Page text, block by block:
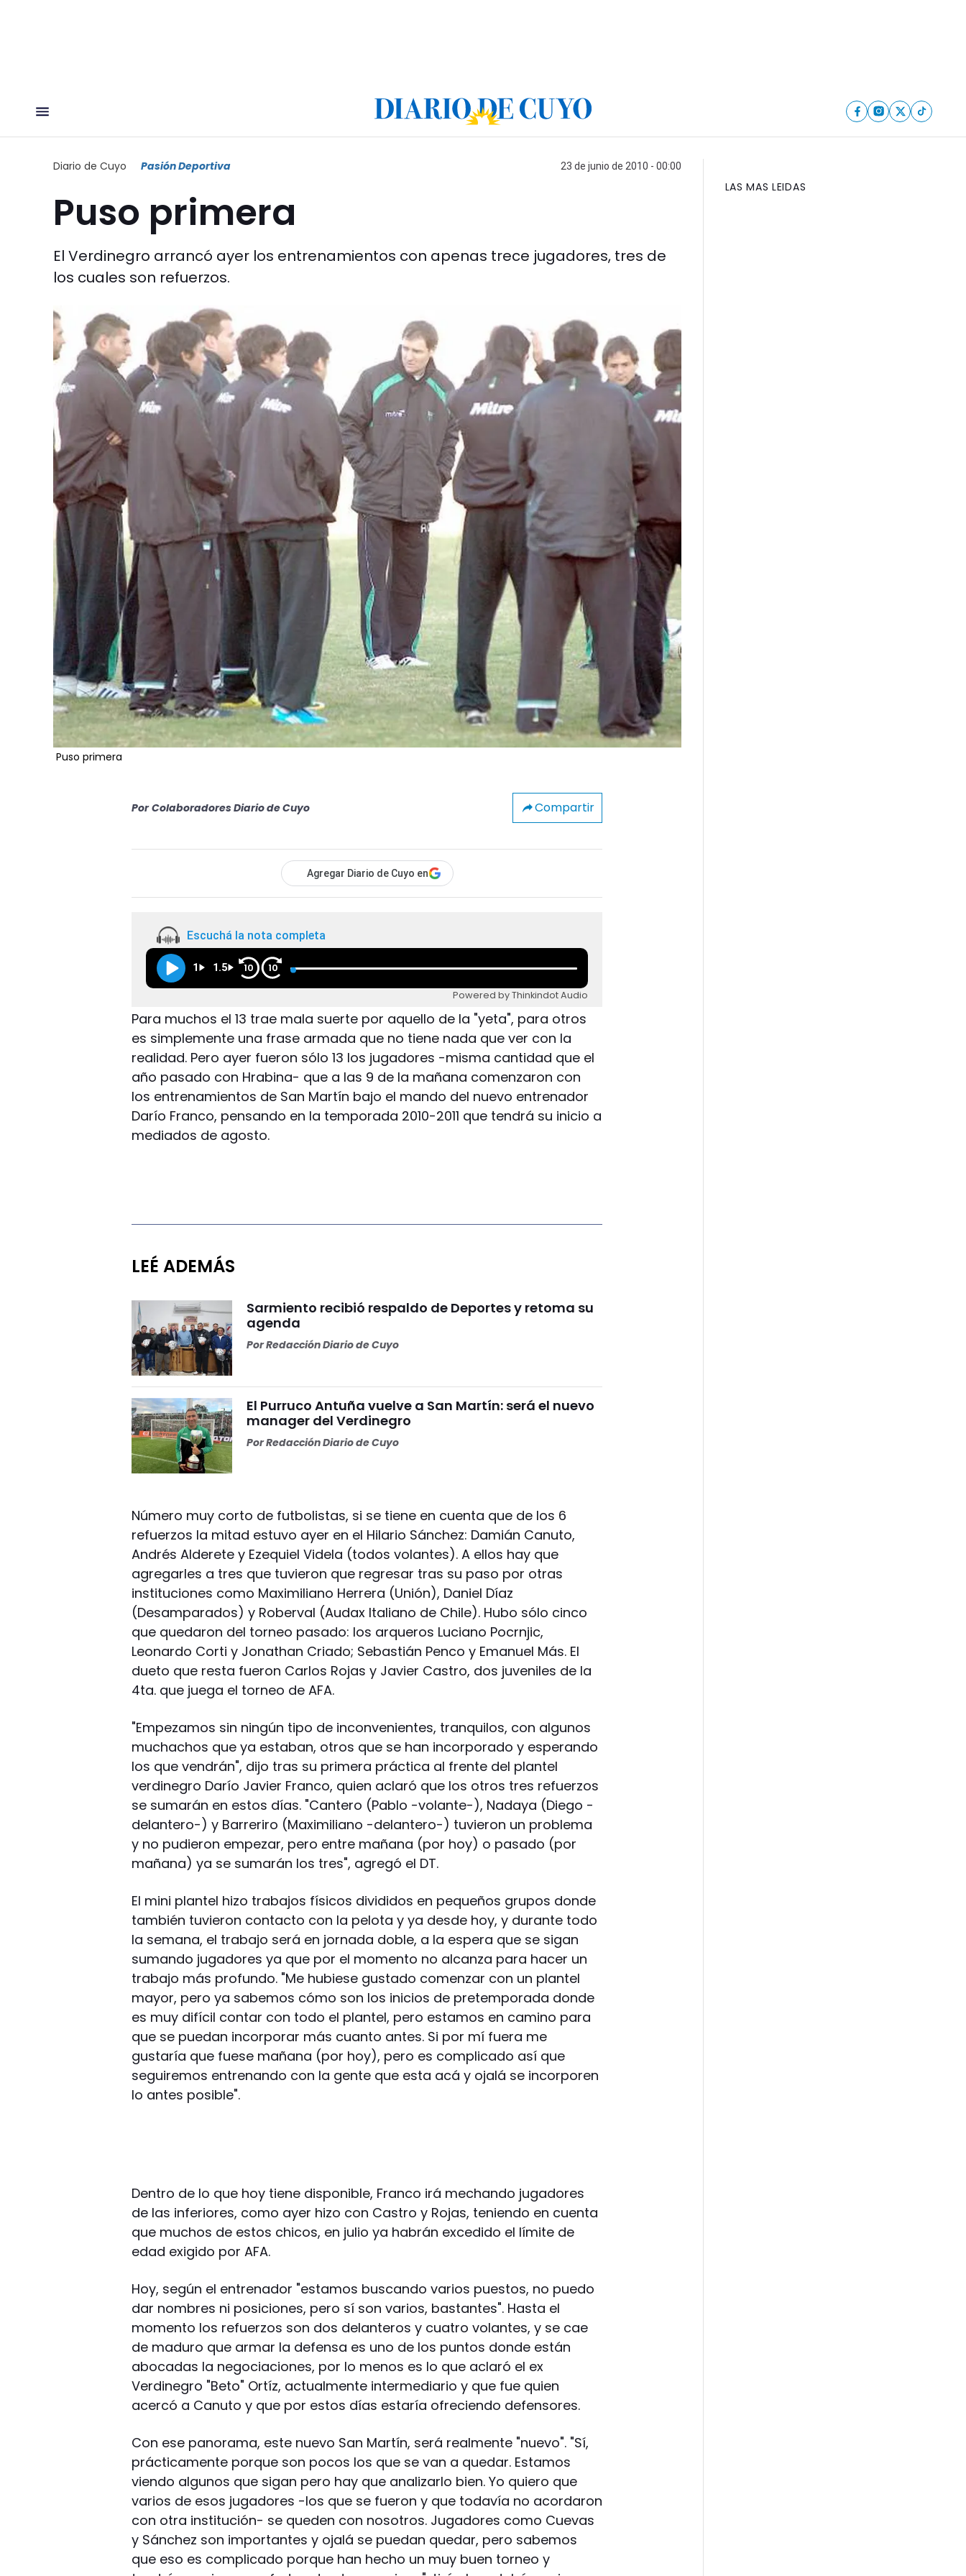
Diario de Cuyo Pasión Deportiva 23 de junio de 2010 - 00:00
Puso primera
El Verdinegro arrancó ayer los entrenamientos con apenas trece jugadores, tres de
los cuales son refuerzos.
Puso primera
Por Colaboradores Diario de Cuyo Compartir
Agregar Diario de Cuyo en
Escuchá la nota completa
1 1.5 10 10
Powered by Thinkindot Audio
Para muchos el 13 trae mala suerte por aquello de la "yeta", para otros
es simplemente una frase armada que no tiene nada que ver con la
realidad. Pero ayer fueron sólo 13 los jugadores -misma cantidad que el
año pasado con Hrabina- que a las 9 de la mañana comenzaron con
los entrenamientos de San Martín bajo el mando del nuevo entrenador
Darío Franco, pensando en la temporada 2010-2011 que tendrá su inicio a
mediados de agosto.
LEÉ ADEMÁS
Sarmiento recibió respaldo de Deportes y retoma su
agenda
PorRedacción Diario de Cuyo
El Purruco Antuña vuelve a San Martín: será el nuevo
manager del Verdinegro
PorRedacción Diario de Cuyo
Número muy corto de futbolistas, si se tiene en cuenta que de los 6
refuerzos la mitad estuvo ayer en el Hilario Sánchez: Damián Canuto,
Andrés Alderete y Ezequiel Videla (todos volantes). A ellos hay que
agregarles a tres que tuvieron que regresar tras su paso por otras
instituciones como Maximiliano Herrera (Unión), Daniel Díaz
(Desamparados) y Roberval (Audax Italiano de Chile). Hubo sólo cinco
que quedaron del torneo pasado: los arqueros Luciano Pocrnjic,
Leonardo Corti y Jonathan Criado; Sebastián Penco y Emanuel Más. El
dueto que resta fueron Carlos Rojas y Javier Castro, dos juveniles de la
4ta. que juega el torneo de AFA.
"Empezamos sin ningún tipo de inconvenientes, tranquilos, con algunos
muchachos que ya estaban, otros que se han incorporado y esperando
los que vendrán", dijo tras su primera práctica al frente del plantel
verdinegro Darío Javier Franco, quien aclaró que los otros tres refuerzos
se sumarán en estos días. "Cantero (Pablo -volante-), Nadaya (Diego -
delantero-) y Barreriro (Maximiliano -delantero-) tuvieron un problema
y no pudieron empezar, pero entre mañana (por hoy) o pasado (por
mañana) ya se sumarán los tres", agregó el DT.
El mini plantel hizo trabajos físicos divididos en pequeños grupos donde
también tuvieron contacto con la pelota y ya desde hoy, y durante todo
la semana, el trabajo será en jornada doble, a la espera que se sigan
sumando jugadores ya que por el momento no alcanza para hacer un
trabajo más profundo. "Me hubiese gustado comenzar con un plantel
mayor, pero ya sabemos cómo son los inicios de pretemporada donde
es muy difícil contar con todo el plantel, pero estamos en camino para
que se puedan incorporar más cuanto antes. Si por mí fuera me
gustaría que fuese mañana (por hoy), pero es complicado así que
seguiremos entrenando con la gente que esta acá y ojalá se incorporen
lo antes posible".
Dentro de lo que hoy tiene disponible, Franco irá mechando jugadores
de las inferiores, como ayer hizo con Castro y Rojas, teniendo en cuenta
que muchos de estos chicos, en julio ya habrán excedido el límite de
edad exigido por AFA.
Hoy, según el entrenador "estamos buscando varios puestos, no puedo
dar nombres ni posiciones, pero sí son varios, bastantes". Hasta el
momento los refuerzos son dos delanteros y cuatro volantes, y se cae
de maduro que armar la defensa es uno de los puntos donde están
abocadas la negociaciones, por lo menos es lo que aclaró el ex
Verdinegro "Beto" Ortíz, actualmente intermediario y que fue quien
acercó a Canuto y que por estos días estaría ofreciendo defensores.
Con ese panorama, este nuevo San Martín, será realmente "nuevo". "Sí,
prácticamente porque son pocos los que se van a quedar. Estamos
viendo algunos que sigan pero hay que analizarlo bien. Yo quiero que
varios de esos jugadores -los que se fueron y que todavía no acordaron
con otra institución- se queden con nosotros. Jugadores como Cuevas
y Sánchez son importantes y ojalá se puedan quedar, pero sabemos
que eso es complicado porque han hecho un muy buen torneo y
LAS MAS LEIDAS